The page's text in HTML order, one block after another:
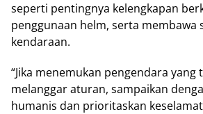
seperti pentingnya kelengkapan
penggunaan helm, serta membawa
kendaraan.
“Jika menemukan pengendara yang
melanggar aturan, sampaikan
humanis dan prioritaskan